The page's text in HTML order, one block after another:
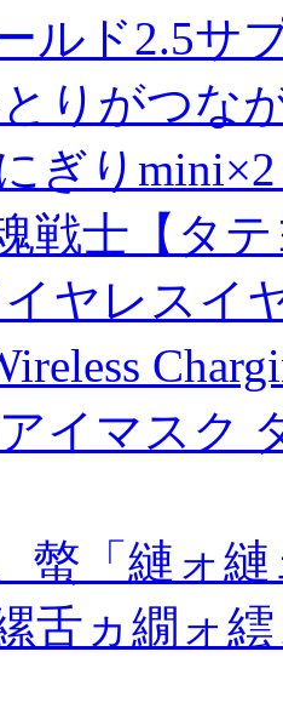
ルド2.5サ
りがつな
ぎり
戦士【タ
ヤレスイ
イマスク
螫「縺ォ
舌ヵ繝ォ